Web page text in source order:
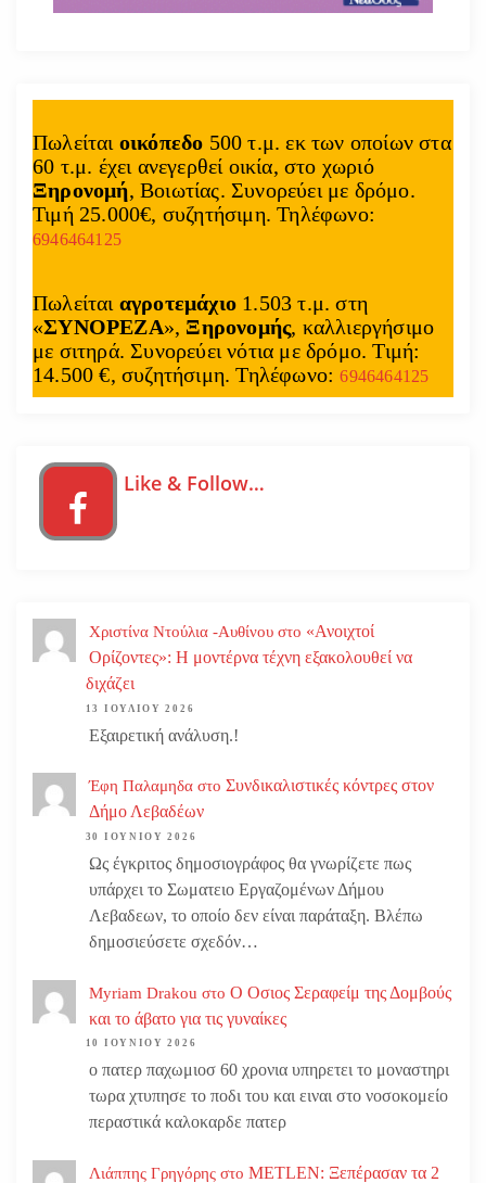
Πωλείται οικόπεδο 500 τ.μ. εκ των οποίων στα
60 τ.μ. έχει ανεγερθεί οικία, στο χωριό
Ξηρονομή, Βοιωτίας. Συνορεύει με δρόμο.
Τιμή 25.000€, συζητήσιμη. Τηλέφωνο:
6946464125
Πωλείται αγροτεμάχιο 1.503 τ.μ. στη
«ΣΥΝΟΡΕΖΑ», Ξηρονομής, καλλιεργήσιμο
με σιτηρά. Συνορεύει νότια με δρόμο. Τιμή:
14.500 €, συζητήσιμη. Τηλέφωνο:6946464125
Like & Follow…
Χριστίνα Ντούλια -Αυθίνου στο «Ανοιχτοί
Ορίζοντες»: Η μοντέρνα τέχνη εξακολουθεί να
διχάζει
13 ΙΟΥΛΊΟΥ 2026
Εξαιρετική ανάλυση.!
Έφη Παλαμηδα στο Συνδικαλιστικές κόντρες στον
Δήμο Λεβαδέων
30 ΙΟΥΝΊΟΥ 2026
Ως έγκριτος δημοσιογράφος θα γνωρίζετε πως
υπάρχει το Σωματειο Εργαζομένων Δήμου
Λεβαδεων, το οποίο δεν είναι παράταξη. Βλέπω
δημοσιεύσετε σχεδόν…
Myriam Drakou στο Ο Οσιος Σεραφείμ της Δομβούς
και το άβατο για τις γυναίκες
10 ΙΟΥΝΊΟΥ 2026
ο πατερ παχωμιοσ 60 χρονια υπηρετει το μοναστηρι
τωρα χτυπησε το ποδι του και ειναι στο νοσοκομείο
περαστικά καλοκαρδε πατερ
Λιάππης Γρηγόρης στο METLEN: Ξεπέρασαν τα 2